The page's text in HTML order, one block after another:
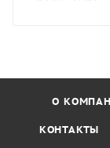
О
КОНТАКТЫ